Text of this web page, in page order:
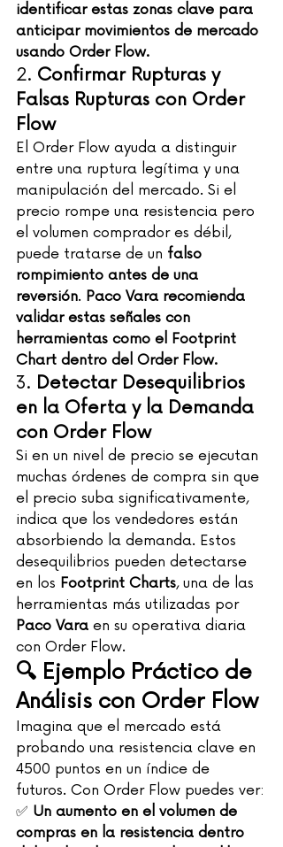
identificar estas zonas clave para
anticipar movimientos de mercado
usando Order Flow.
2. Confirmar Rupturas y
Falsas Rupturas con Order
Flow
El Order Flow ayuda a distinguir
entre una ruptura legítima y una
manipulación del mercado. Si el
precio rompe una resistencia pero
el volumen comprador es débil,
puede tratarse de un falso
rompimiento antes de una
reversión. Paco Vara recomienda
validar estas señales con
herramientas como el Footprint
Chart dentro del Order Flow.
3. Detectar Desequilibrios
en la Oferta y la Demanda
con Order Flow
Si en un nivel de precio se ejecutan
muchas órdenes de compra sin que
el precio suba significativamente,
indica que los vendedores están
absorbiendo la demanda. Estos
desequilibrios pueden detectarse
en los Footprint Charts, una de las
herramientas más utilizadas por
Paco Vara en su operativa diaria
con Order Flow.
🔍 Ejemplo Práctico de
Análisis con Order Flow
Imagina que el mercado está
probando una resistencia clave en
4500 puntos en un índice de
futuros. Con Order Flow puedes ver:
✅ Un aumento en el volumen de
compras en la resistencia dentro